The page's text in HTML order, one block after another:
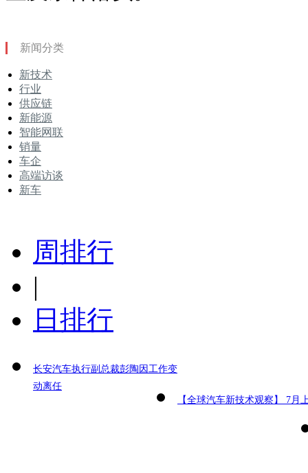
新闻分类
新技术
行业
供应链
新能源
智能网联
销量
车企
高端访谈
新车
周排行
|
日排行
长安汽车执行副总裁彭陶因工作变
动离任
【全球汽车新技术观察】 7月